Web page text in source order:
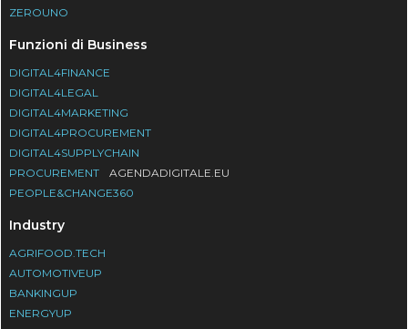
ZEROUNO
Funzioni di Business
DIGITAL4FINANCE
DIGITAL4LEGAL
DIGITAL4MARKETING
DIGITAL4PROCUREMENT
DIGITAL4SUPPLYCHAIN
PROCUREMENT
AGENDADIGITALE.EU
PEOPLE&CHANGE360
Industry
AGRIFOOD.TECH
AUTOMOTIVEUP
BANKINGUP
ENERGYUP